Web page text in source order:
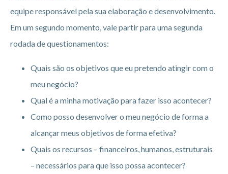
equipe responsável pela sua elaboração e desenvolvimento.
Em um segundo momento, vale partir para uma segunda
rodada de questionamentos:
Quais são os objetivos que eu pretendo atingir com o
meu negócio?
Qual é a minha motivação para fazer isso acontecer?
Como posso desenvolver o meu negócio de forma a
alcançar meus objetivos de forma efetiva?
Quais os recursos – financeiros, humanos, estruturais
– necessários para que isso possa acontecer?